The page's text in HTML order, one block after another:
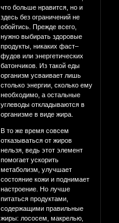
что больше нравится, но и
здесь без ограничений не
обойтись. Прежде всего,
нужно выбирать здоровые
продукты, никаких фаст–
фудов или энергетических
батончиков. Из такой еды
организм усваивает лишь
столько энергии, сколько ему
необходимо, а остальные
углеводы откладываются в
организме в виде жира.
В то же время совсем
отказываться от жиров
нельзя, ведь этот элемент
помогает ускорить
метаболизм, улучшает
состояние кожи и поднимает
настроение. Но лучше
питаться продуктами,
содержащими правильные
жиры: лососем, макрелью,